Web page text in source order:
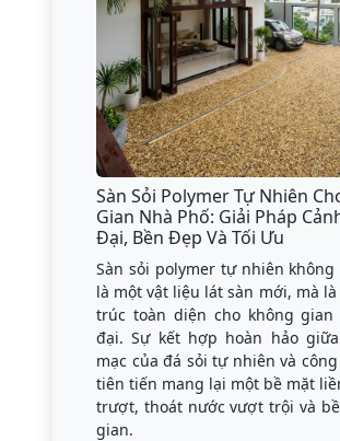
Sàn Sỏi Polymer Tự Nhiên
Gian Nhà Phố: Giải Pháp
Đại, Bền Đẹp Và Tối Ưu
Sàn sỏi polymer tự nhiên
là một vật liệu lát sàn mới, mà
trúc toàn diện cho không
đại. Sự kết hợp hoàn hảo
mạc của đá sỏi tự nhiên và
tiên tiến mang lại một bề mặt
trượt, thoát nước vượt trội và
gian.